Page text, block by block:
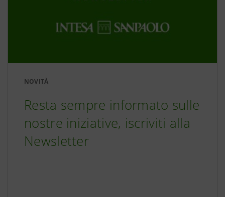
NOVITÀ
Resta sempre informato sulle
nostre iniziative, iscriviti alla
Newsletter